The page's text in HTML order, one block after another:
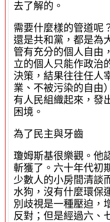
去了解的。
需要什麼樣的管道呢
還是共和黨，都是為
管有充分的個人自由
立的個人只能作政治
決策，結果往往任人
業、不被污染的自由
有人民組織起來，發
困境。
為了民主與牙齒
瓊姆斯基很樂觀。他
斬獲了。六十年代初
少數人的小房間清談
水狗，沒有什麼環保
別歧視是一種壓迫，
反對；但是經過六、